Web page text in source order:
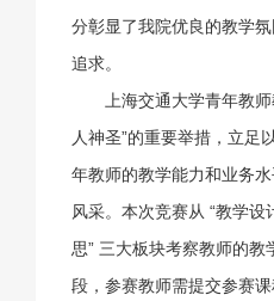
分彰显了我院优良的教学
追求。
上海交通大学青年教
人神圣”的重要举措，立足
年教师的教学能力和业务
风采。本次竞赛从 “教学设
思” 三大板块考察教师的
段，参赛教师需提交参赛